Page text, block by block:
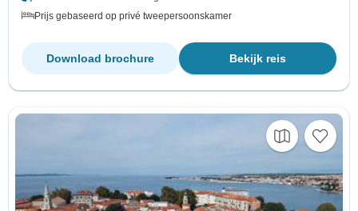
Prijs gebaseerd op privé tweepersoonskamer
Bekijk reis
Download brochure